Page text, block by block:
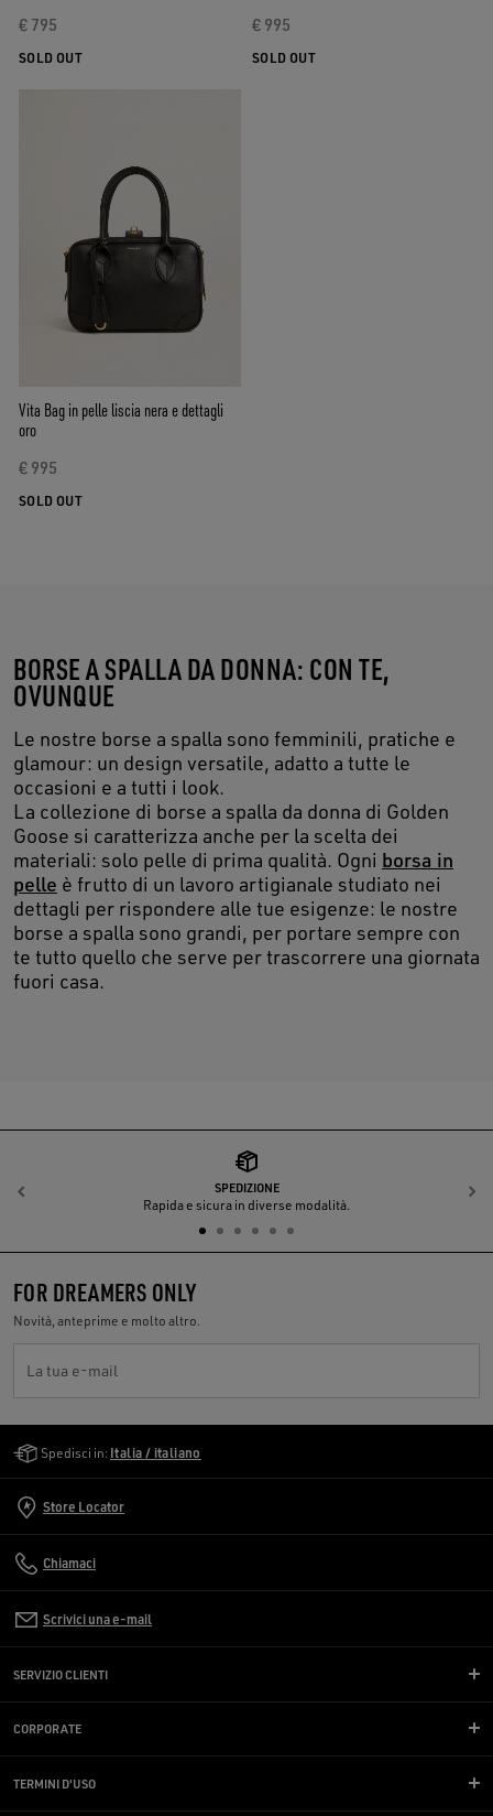
€ 795
SOLD OUT
€ 995
SOLD OUT
Vita Bag in pelle liscia nera e dettagli
oro
€ 995
SOLD OUT
BORSE A SPALLA DA DONNA: CON TE,
OVUNQUE
Le nostre borse a spalla sono femminili, pratiche e
glamour: un design versatile, adatto a tutte le
occasioni e a tutti i look.
La collezione di borse a spalla da donna di Golden
Goose si caratterizza anche per la scelta dei
materiali: solo pelle di prima qualità. Ogni borsa in
pelle è frutto di un lavoro artigianale studiato nei
dettagli per rispondere alle tue esigenze: le nostre
borse a spalla sono grandi, per portare sempre con
te tutto quello che serve per trascorrere una giornata
fuori casa.
SPEDIZIONE
Rapida e sicura in diverse modalità.
Indietro
FOR DREAMERS ONLY
Novità, anteprime e molto altro.
La tua e-mail
Spedisci in: Italia / italiano
Store Locator
Chiamaci
Scrivici una e-mail
SERVIZIO CLIENTI
CORPORATE
TERMINI D'USO